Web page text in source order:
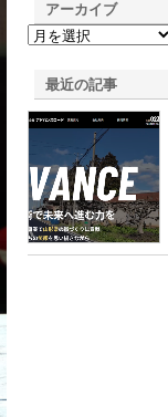
アーカイブ
最近の記事